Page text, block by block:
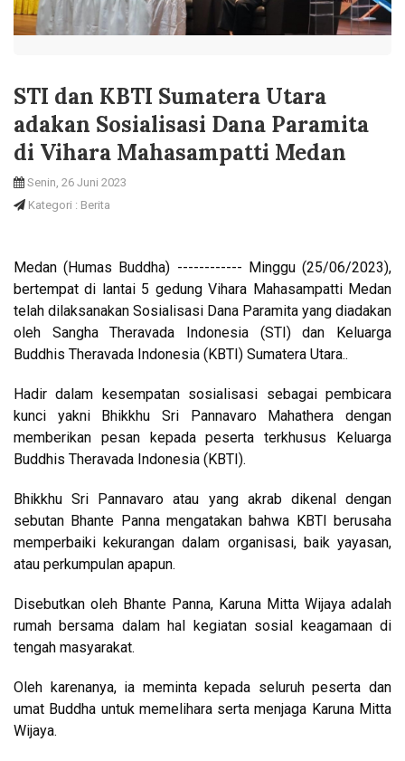
STI dan KBTI Sumatera Utara
adakan Sosialisasi Dana Paramita
di Vihara Mahasampatti Medan
Senin, 26 Juni 2023
Kategori : Berita
Medan (Humas Buddha) ------------ Minggu (25/06/2023),
bertempat di lantai 5 gedung Vihara Mahasampatti Medan
telah dilaksanakan Sosialisasi Dana Paramita yang diadakan
oleh Sangha Theravada Indonesia (STI) dan Keluarga
Buddhis Theravada Indonesia (KBTI) Sumatera Utara..
Hadir dalam kesempatan sosialisasi sebagai pembicara
kunci yakni Bhikkhu Sri Pannavaro Mahathera dengan
memberikan pesan kepada peserta terkhusus Keluarga
Buddhis Theravada Indonesia (KBTI).
Bhikkhu Sri Pannavaro atau yang akrab dikenal dengan
sebutan Bhante Panna mengatakan bahwa KBTI berusaha
memperbaiki kekurangan dalam organisasi, baik yayasan,
atau perkumpulan apapun.
Disebutkan oleh Bhante Panna, Karuna Mitta Wijaya adalah
rumah bersama dalam hal kegiatan sosial keagamaan di
tengah masyarakat.
Oleh karenanya, ia meminta kepada seluruh peserta dan
umat Buddha untuk memelihara serta menjaga Karuna Mitta
Wijaya.